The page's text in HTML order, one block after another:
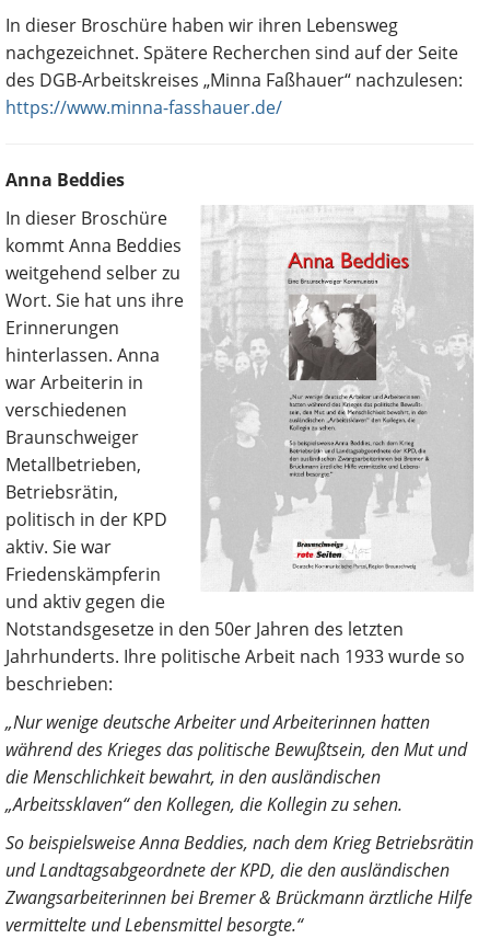
In dieser Broschüre haben wir ihren Lebensweg
nachgezeichnet. Spätere Recherchen sind auf der Seite
des DGB-Arbeitskreises „Minna Faßhauer“ nachzulesen:
https://www.minna-fasshauer.de/
Anna Beddies
In dieser Broschüre
kommt Anna Beddies
weitgehend selber zu
Wort. Sie hat uns ihre
Erinnerungen
hinterlassen. Anna
war Arbeiterin in
verschiedenen
Braunschweiger
Metallbetrieben,
Betriebsrätin,
politisch in der KPD
aktiv. Sie war
Friedenskämpferin
und aktiv gegen die
Notstandsgesetze in den 50er Jahren des letzten
Jahrhunderts. Ihre politische Arbeit nach 1933 wurde so
beschrieben:
„Nur wenige deutsche Arbeiter und Arbeiterinnen hatten
während des Krieges das politische Bewußtsein, den Mut und
die Menschlichkeit bewahrt, in den ausländischen
„Arbeitssklaven“ den Kollegen, die Kollegin zu sehen.
So beispielsweise Anna Beddies, nach dem Krieg Betriebsrätin
und Landtagsabgeordnete derKPD, die den ausländischen
Zwangsarbeiterinnen bei Bremer & Brückmann ärztliche Hilfe
vermittelte und Lebensmittel besorgte.“